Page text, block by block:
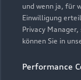
und wenn ja, für
Einwilligung
Privacy
können Sie in
Performance
Modelle